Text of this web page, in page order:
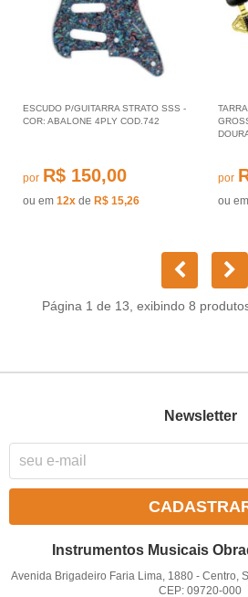
ESCUDO P/GUITARRA STRATO SSS -
COR: ABALONE 4PLY COD.742
por R$ 150,00
ou em 12x de R$ 15,26
por
ou em
Página 1 de 13, exibindo 8
Newsletter
Instrumentos Musicais
Avenida Brigadeiro Faria Lima, 1880 -Centro,
CEP: 09720-000